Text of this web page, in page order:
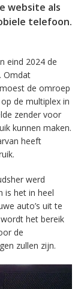
website als
telefoon.
eind 2024 de
Omdat
de omroep
de multiplex in
zender voor
kunnen maken.
heeft
werd
is het in heel
auto’s uit te
het bereik
de
zullen zijn.